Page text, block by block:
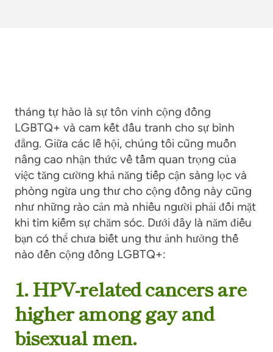
tháng tự hàolà sự tôn vinh cộng đồng
LGBTQ+ và cam kết đấu tranh cho sự bình
đẳng. Giữa các lễ hội, chúng tôi cũng muốn
nâng cao nhận thức về tầm quan trọng của
việc tăng cường khả năng tiếp cận sàng lọc và
phòng ngừa ung thư cho cộng đồng này cũng
như những rào cản mà nhiều người phải đối mặt
khi tìm kiếm sự chăm sóc. Dưới đây là năm điều
bạn có thểchưa biết ung thư ảnh hưởng thế
nào đến cộng đồng LGBTQ+:
1. HPV-related cancers are
higher among gay and
bisexual men.